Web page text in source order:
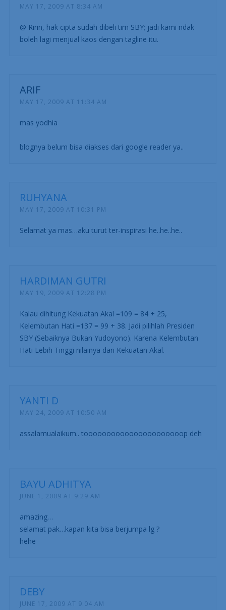
MAY 17, 2009 AT 8:34 AM
@ Ririn, hak cipta sudah dibeli tim SBY; jadi kami ndak
boleh lagi menjual kaos dengan tagline itu.
ARIF
MAY 17, 2009 AT 11:34 AM
mas yodhia
blognya belum bisa diakses dari google reader ya..
RUHYANA
MAY 17, 2009 AT 10:31 PM
Selamat ya mas…aku turut ter-inspirasi he..he..he..
HARDIMAN GUTRI
MAY 19, 2009 AT 12:28 PM
Kalau dihitung Kekuatan Akal =109 = 84 + 25,
Kelembutan Hati =137 = 99 + 38. Jadi pilihlah Presiden
SBY (Sebaiknya Bukan Yudoyono). Karena Kelembutan
Hati Lebih Tinggi nilainya dari Kekuatan Akal.
YANTI D
MAY 24, 2009 AT 10:50 AM
assalamualaikum.. toooooooooooooooooooooop deh
BAYU ADHITYA
JUNE 1, 2009 AT 9:29 AM
amazing…
selamat pak…kapan kita bisa berjumpa lg ?
hehe
DEBY
JUNE 17, 2009 AT 9:04 AM